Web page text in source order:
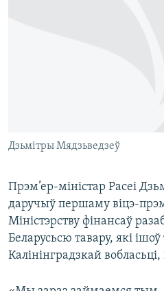
Дзьмітры Мядзьведзеў
Прэм’ер-міністар Расеі
даручыў першаму віцэ-
Міністэрству фінансаў
Беларусьсю тавару, які
Калінінградзкай